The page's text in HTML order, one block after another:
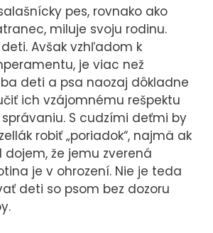
pes, rovnako ako
miluje svoju rodinu.
Avšak vzhľadom k
je viac než
deti a psa naozaj dôkladne
ich vzájomnému rešpektu
S cudzími deťmi by
robiť „poriadok“, najmä ak
že jemu zverená
je v ohrození. Nie je teda
deti so psom bez dozoru